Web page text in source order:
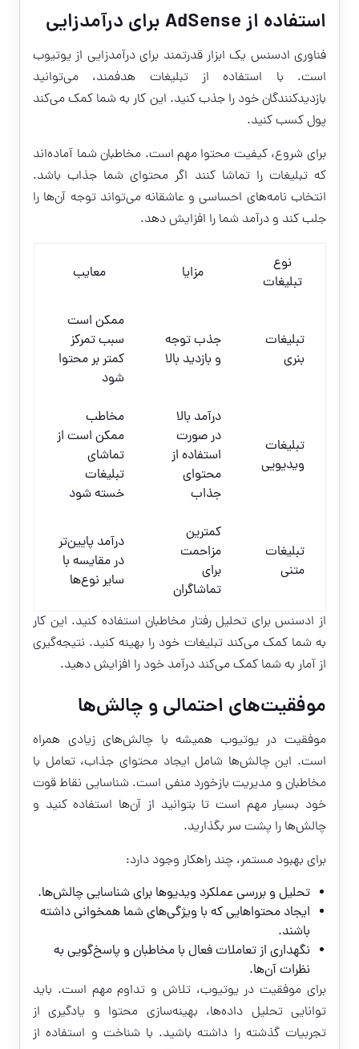
استفاده از AdSense برای درآمدزایی
فناوری ادسنس یک ابزار قدرتمند برای درآمدزایی از یوتیوب
است. با استفاده از تبلیغات هدفمند، می‌توانید
بازدیدکنندگان خود را جذب کنید. این کار به شما کمک می‌کند
پول کسب کنید.
برای شروع، کیفیت محتوا مهم است. مخاطبان شما آماده‌اند
که تبلیغات را تماشا کنند اگر محتوای شما جذاب باشد.
انتخاب نامه‌های احساسی و عاشقانه می‌تواند توجه آن‌ها را
جلب کند و درآمد شما را افزایش دهد.
نوع
تبلیغات
مزایا معایب
تبلیغات
بنری
جذب توجه
و بازدید بالا
ممکن است
سبب تمرکز
کمتر بر محتوا
شود
تبلیغات
ویدیویی
درآمد بالا
در صورت
استفاده از
محتوای
جذاب
مخاطب
ممکن است از
تماشای
تبلیغات
خسته شود
تبلیغات
متنی
کمترین
مزاحمت
برای
تماشاگران
درآمد پایین‌تر
در مقایسه با
سایر نوع‌ها
از ادسنس برای تحلیل رفتار مخاطبان استفاده کنید. این کار
به شما کمک می‌کند تبلیغات خود را بهینه کنید. نتیجه‌گیری
از آمار به شما کمک می‌کند درآمد خود را افزایش دهید.
موفقیت‌های احتمالی و چالش‌ها
موفقیت در یوتیوب همیشه با چالش‌های زیادی همراه
است. این چالش‌ها شامل ایجاد محتوای جذاب، تعامل با
مخاطبان و مدیریت بازخورد منفی است. شناسایی نقاط قوت
خود بسیار مهم است تا بتوانید از آن‌ها استفاده کنید و
چالش‌ها را پشت سر بگذارید.
برای بهبود مستمر، چند راهکار وجود دارد:
تحلیل و بررسی عملکرد ویدیوها برای شناسایی چالش‌ها.
ایجاد محتواهایی که با ویژگی‌های شما همخوانی داشته
باشند.
نگهداری از تعاملات فعال با مخاطبان و پاسخ‌گویی به
نظرات آن‌ها.
برای موفقیت در یوتیوب، تلاش و تداوم مهم است. باید
توانایی تحلیل داده‌ها، بهینه‌سازی محتوا و یادگیری از
تجربیات گذشته را داشته باشید. با شناخت و استفاده از